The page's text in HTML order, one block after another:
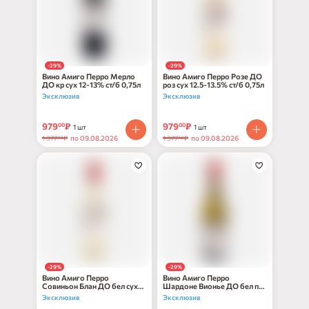
-29%
Вино Амиго Перро Мерло
ДО кр сух 12-13% ст/б 0,75л
Эксклюзив
97900₽ 1 шт
1 37770₽ по 09.08.2026
-29%
Вино Амиго Перро Розе ДО
роз сух 12.5-13.5% ст/б 0,75л
Эксклюзив
97900₽ 1 шт
1 37770₽ по 09.08.2026
-29%
Вино Амиго Перро
Совиньон Блан ДО бел сух
11-12% ст/б 0,75л
Эксклюзив
-29%
Вино Амиго Перро
Шардоне Вионье ДО бел п/
сух 12-13% ст/б 0,75л
Эксклюзив